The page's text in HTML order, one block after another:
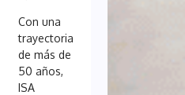
Con una
trayectoria
de más de
50 años,
ISA